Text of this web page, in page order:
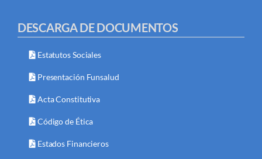
DESCARGA DE DOCUMENTOS
Estatutos Sociales
Presentación Funsalud
Acta Constitutiva
Código de Ética
Estados Financieros